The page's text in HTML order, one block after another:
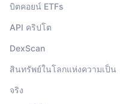
บิตคอยน์ ETFs
API คริปโต
DexScan
สินทรัพย์ในโลกแห่งความเป็น
จริง